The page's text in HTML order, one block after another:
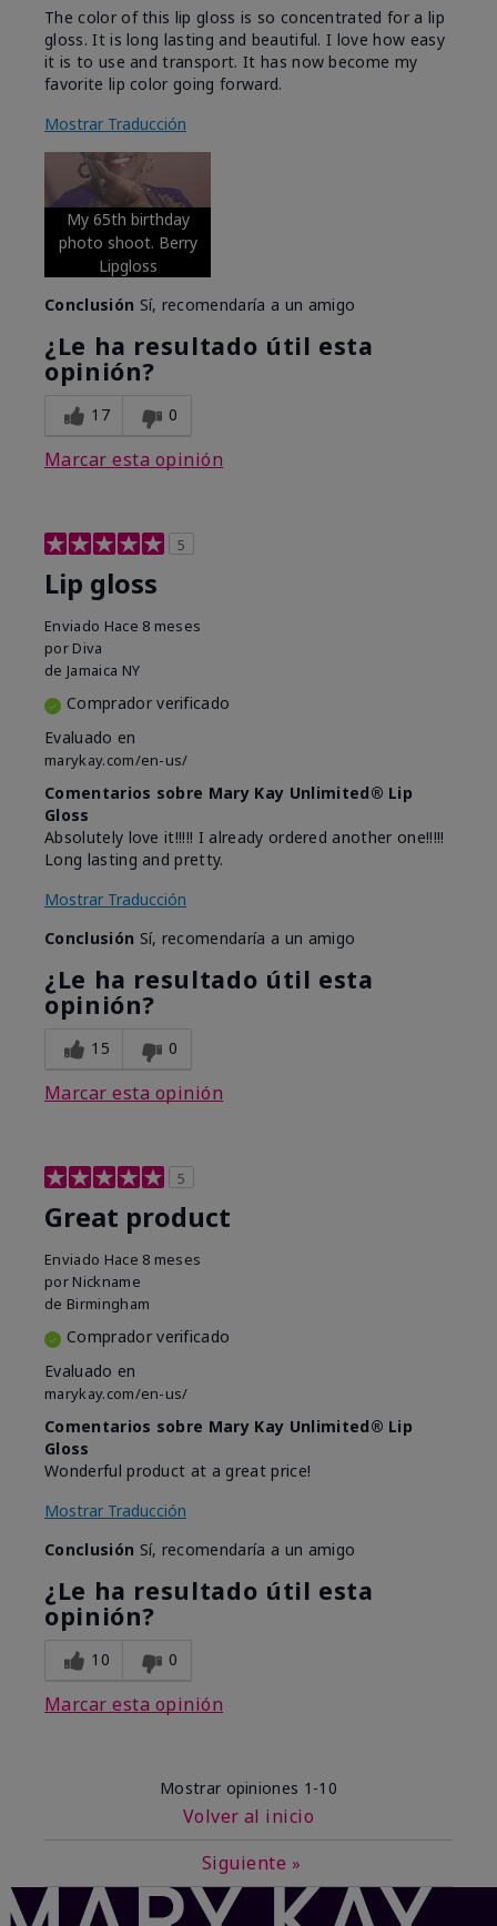
The color of this lip gloss is so concentrated for a lip
gloss. It is long lasting and beautiful. I love how easy
it is to use and transport. It has now become my
favorite lip color going forward.
Mostrar Traducción
My 65th birthday
photo shoot. Berry
Lipgloss
Conclusión Sí, recomendaría a un amigo
¿Le ha resultado útil esta
opinión?
17 0
Marcar esta opinión
5
Lip gloss
Enviado Hace 8 meses
por Diva
de Jamaica NY
Comprador verificado
Evaluado en
marykay.com/en-us/
Comentarios sobre Mary Kay Unlimited® Lip
Gloss
Absolutely love it!!!!! I already ordered another one!!!!!
Long lasting and pretty.
Mostrar Traducción
Conclusión Sí, recomendaría a un amigo
¿Le ha resultado útil esta
opinión?
15 0
Marcar esta opinión
5
Great product
Enviado Hace 8 meses
por Nickname
de Birmingham
Comprador verificado
Evaluado en
marykay.com/en-us/
Comentarios sobre Mary Kay Unlimited® Lip
Gloss
Wonderful product at a great price!
Mostrar Traducción
Conclusión Sí, recomendaría a un amigo
¿Le ha resultado útil esta
opinión?
10 0
Marcar esta opinión
Mostrar opiniones 1-10
Volver al inicio
Siguiente »